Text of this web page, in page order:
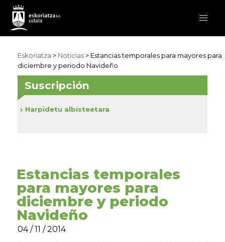
Eskoriatza > Noticias > Estancias temporales para mayores para
diciembre y periodo Navideño
Estancias temporales
para mayores para
diciembre y periodo
Navideño
04 / 11 / 2014
Suscripción
Harpidetu albisteetara